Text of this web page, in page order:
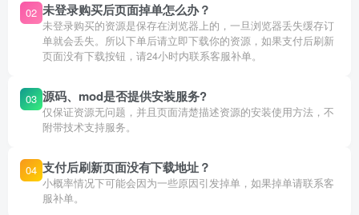
02 未登录购买后页面掉单怎么办？
未登录购买的资源是保存在浏览器上的，一旦浏览器丢失缓存订
单就会丢失。所以下单后请立即下载你的资源，如果支付后刷新
页面没有下载按钮，请24小时内联系客服补单。
03 源码、mod是否提供安装服务?
仅保证资源无问题，并且页面清楚描述资源的安装使用方法，不
附带技术支持服务。
04 支付后刷新页面没有下载地址？
小概率情况下可能会因为一些原因引发掉单，如果掉单请联系客
服补单。